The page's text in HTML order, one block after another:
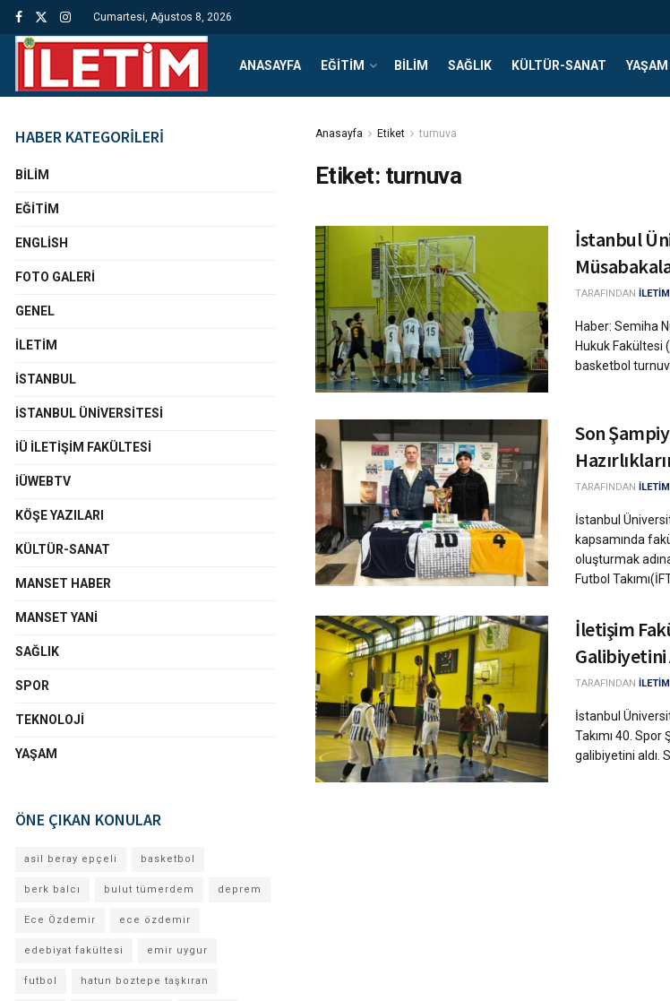
Cumartesi, Ağustos 8, 2026
ANASAYFA EĞITIM BILIM SAĞLIK KÜLTÜR-SANAT YAŞAM
Anasayfa Etiket turnuva
Etiket: turnuva
İstanbul
TARAFINDAN İLETİM
Haber: Semiha
Hukuk Fakültesi
basketbol
Son
TARAFINDAN İLETİM
İstanbul
kapsamında
oluşturmak
Futbol
İletişim
Galibiyetini
TARAFINDAN İLETİM
İstanbul
Takımı 40. Spor
galibiyetini aldı.
HABER KATEGORİLERİ
BILIM
EĞITIM
ENGLISH
FOTO GALERI
GENEL
İLETIM
İSTANBUL
İSTANBUL ÜNIVERSITESI
İÜ İLETIŞIM FAKÜLTESI
İÜWEBTV
KÖŞE YAZILARI
KÜLTÜR-SANAT
MANSET HABER
MANSET YANI
SAĞLIK
SPOR
TEKNOLOJI
YAŞAM
ÖNE ÇIKAN KONULAR
asil beray epçeli basketbol
berk balcı bulut tümerdem deprem
Ece Özdemir ece özdemir
edebiyat fakültesi emir uygur
futbol hatun boztepe taşkıran